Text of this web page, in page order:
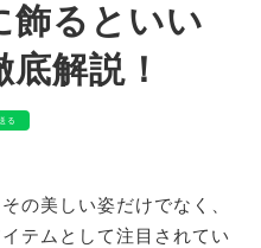
飾るといい
解説！
る
の美しい姿だけでなく、
テムとして注目されてい